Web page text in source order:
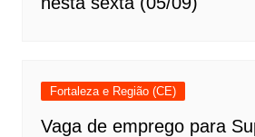
Fortaleza e Região (CE)
Vaga de emprego para